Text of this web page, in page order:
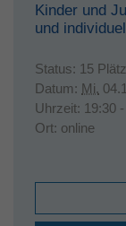
Kinder und
und
Status: 15
Datum: Mi.
Uhrzeit: 19:30
Ort: online